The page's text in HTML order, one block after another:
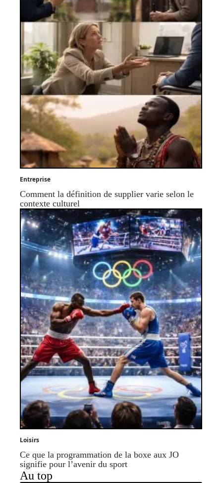
Entreprise
Comment la définition de supplier varie selon le
contexte culturel
Loisirs
Ce que la programmation de la boxe aux JO
signifie pour l’avenir du sport
Au top